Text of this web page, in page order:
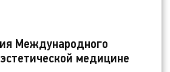
Международного
медицине